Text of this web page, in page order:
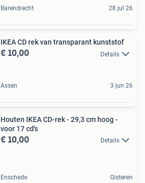
Barendrecht 28 jul 26
IKEA CD rek van transparant kunststof
€ 10,00 Details
Assen 3 jun 26
Houten IKEA CD-rek - 29,3 cm hoog -
voor 17 cd's
€ 10,00 Details
Enschede Gisteren